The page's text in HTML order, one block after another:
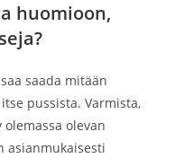
huomioon,
saada mitään
pussista. Varmista,
olevan
asianmukaisesti